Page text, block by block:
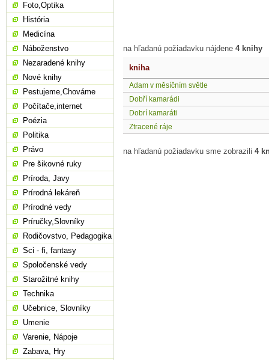
na hľadanú požiadavku nájdene 4 knihy
kniha
Adam v měsíčním světle
Dobří kamarádi
Dobrí kamaráti
Ztracené ráje
na hľadanú požiadavku sme zobrazili 4
Foto,Optika
História
Medicína
Náboženstvo
Nezaradené knihy
Nové knihy
Pestujeme,Chováme
Počítače,internet
Poézia
Politika
Právo
Pre šikovné ruky
Príroda, Javy
Prírodná lekáreň
Prírodné vedy
Príručky,Slovníky
Rodičovstvo, Pedagogika
Sci - fi, fantasy
Spoločenské vedy
Starožitné knihy
Technika
Učebnice, Slovníky
Umenie
Varenie, Nápoje
Zabava, Hry